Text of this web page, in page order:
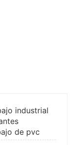
industrial
de pvc